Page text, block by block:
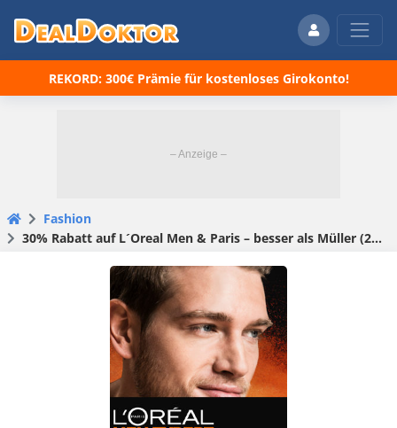
REKORD: 300€ Prämie für kostenloses Girokonto!
Fashion
30% Rabatt auf L´Oreal Men & Paris – besser als Müller (20€ MBW)